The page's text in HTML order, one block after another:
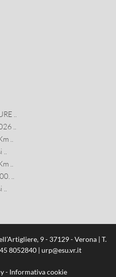
..
..
..
..
..
9 - 37129 - Verona | T.
8052840 | urp@esu.vr.it
- Informativa cookie